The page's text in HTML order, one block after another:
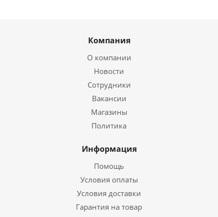
Компания
О компании
Новости
Сотрудники
Вакансии
Магазины
Политика
Информация
Помощь
Условия оплаты
Условия доставки
Гарантия на товар